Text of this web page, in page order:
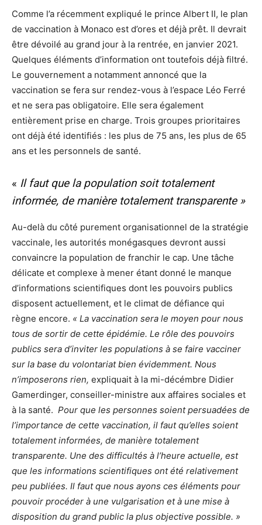
Comme l’a récemment expliqué le prince Albert II, le plan
de vaccination à Monaco est d’ores et déjà prêt. Il devrait
être dévoilé au grand jour à la rentrée, en janvier 2021.
Quelques éléments d’information ont toutefois déjà filtré.
Le gouvernement a notamment annoncé que la
vaccination se fera sur rendez-vous à l’espace Léo Ferré
et ne sera pas obligatoire. Elle sera également
entièrement prise en charge. Trois groupes prioritaires
ont déjà été identifiés : les plus de 75 ans, les plus de 65
ans et les personnels de santé.
« Il faut que la population soit totalement
informée, de manière totalement transparente »
Au-delà du côté purement organisationnel de la stratégie
vaccinale, les autorités monégasques devront aussi
convaincre la population de franchir le cap. Une tâche
délicate et complexe à mener étant donné le manque
d’informations scientifiques dont les pouvoirs publics
disposent actuellement, et le climat de défiance qui
règne encore. « La vaccination sera le moyen pour nous
tous de sortir de cette épidémie. Le rôle des pouvoirs
publics sera d’inviter les populations à se faire vacciner
sur la base du volontariat bien évidemment. Nous
n’imposerons rien, expliquait à la mi-décémbre Didier
Gamerdinger, conseiller-ministre aux affaires sociales et
à la santé. Pour que les personnes soient persuadées de
l’importance de cette vaccination, il faut qu’elles soient
totalement informées, de manière totalement
transparente. Une des difficultés à l’heure actuelle, est
que les informations scientifiques ont été relativement
peu publiées. Il faut que nous ayons ces éléments pour
pouvoir procéder à une vulgarisation et à une mise à
disposition du grand public la plus objective possible. »